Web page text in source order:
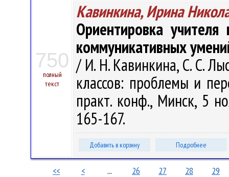
750
полный
текст
Кавинкина, Ирина
Ориентировка
коммуникативных
/ И. Н. Кавинкина, С. С.
классов: проблемы и
практ. конф., Минск, 5
165-167.
Добавить в корзину Подробнее
<< < ... 26 27 28 29